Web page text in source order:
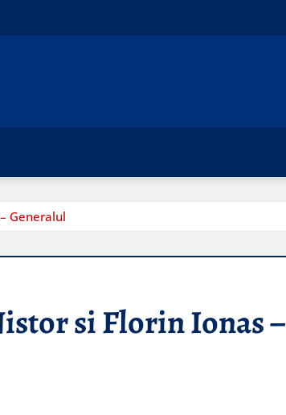
Generalul
si Florin Ionas –